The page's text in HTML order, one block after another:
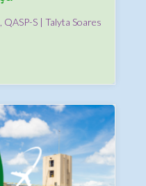
S | Talyta Soares